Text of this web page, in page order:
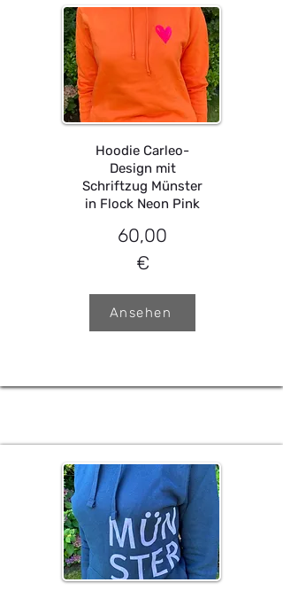
Hoodie Carleo-
Design mit
Schriftzug Münster
in Flock Neon Pink
60,00
€
Ansehen